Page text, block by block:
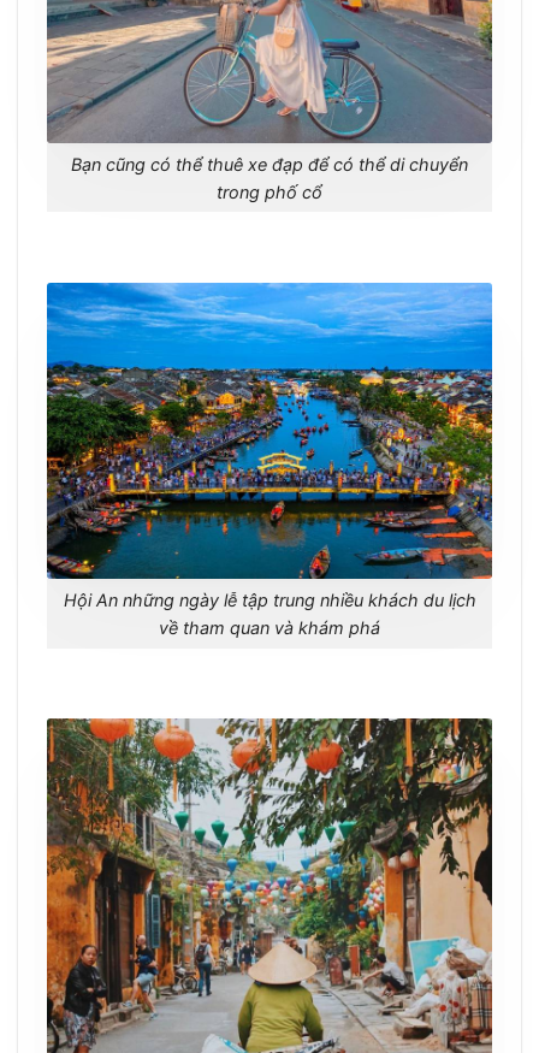
Bạn cũng có thể thuê xe đạp để có thể di chuyển
trong phố cổ
Hội An những ngày lễ tập trung nhiều khách du lịch
về tham quan và khám phá